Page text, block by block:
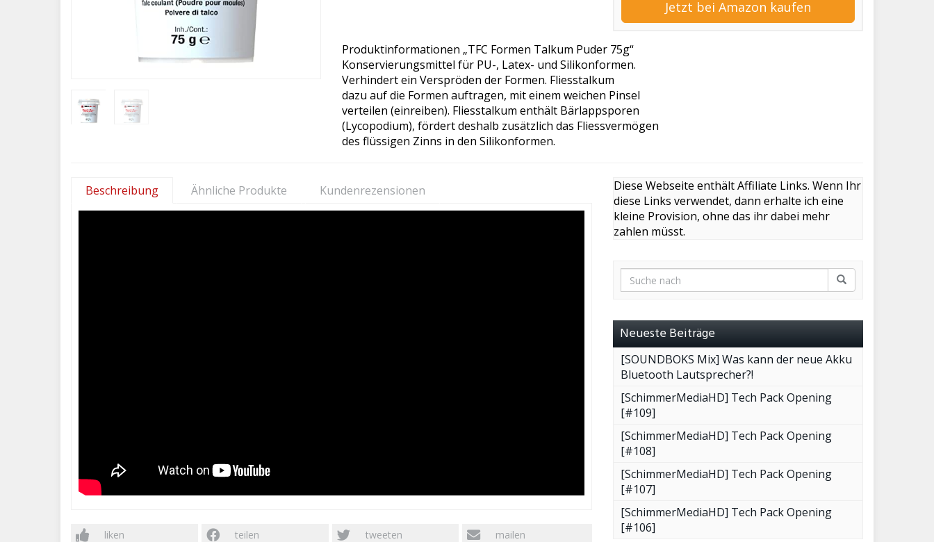
Jetzt bei Amazon kaufen
Produktinformationen „TFC Formen Talkum Puder 75g“
Konservierungsmittel für PU-, Latex- und Silikonformen.
Verhindert ein Verspröden der Formen. Fliesstalkum
dazu auf die Formen auftragen, mit einem weichen Pinsel
verteilen (einreiben). Fliesstalkum enthält Bärlappsporen
(Lycopodium), fördert deshalb zusätzlich das Fliessvermögen
des flüssigen Zinns in den Silikonformen.
Beschreibung Ähnliche Produkte Kundenrezensionen
liken teilen tweeten mailen
Diese Webseite enthält Affiliate Links. Wenn Ihr
diese Links verwendet, dann erhalte ich eine
kleine Provision, ohne das ihr dabei mehr
zahlen müsst.
Neueste Beiträge
[SOUNDBOKS Mix] Was kann der neue Akku
Bluetooth Lautsprecher?!
[SchimmerMediaHD] Tech Pack Opening
[#109]
[SchimmerMediaHD] Tech Pack Opening
[#108]
[SchimmerMediaHD] Tech Pack Opening
[#107]
[SchimmerMediaHD] Tech Pack Opening
[#106]